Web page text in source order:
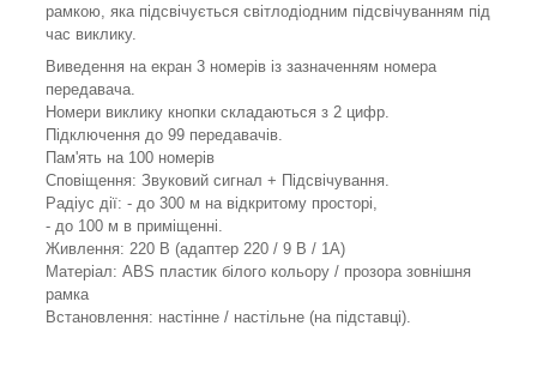
рамкою, яка підсвічується світлодіодним підсвічуванням під
час виклику.
Виведення на екран 3 номерів із зазначенням номера
передавача.
Номери виклику кнопки складаються з 2 цифр.
Підключення до 99 передавачів.
Пам'ять на 100 номерів
Сповіщення: Звуковий сигнал + Підсвічування.
Радіус дії: - до 300 м на відкритому просторі,
- до 100 м в приміщенні.
Живлення: 220 В (адаптер 220 / 9 B / 1A)
Матеріал: ABS пластик білого кольору / прозора зовнішня
рамка
Встановлення: настінне / настільне (на підставці).